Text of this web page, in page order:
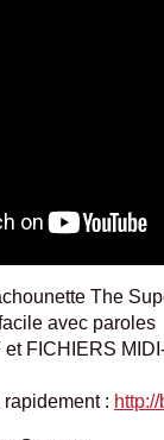
The
avec paroles
FICHIERS
: